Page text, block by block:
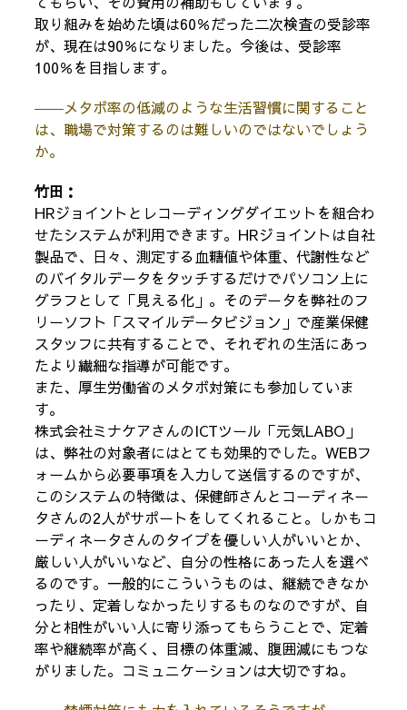
取り組みを始めた頃は60％だった二次検査の受診率
が、現在は90％になりました。今後は、受診率
100％を目指します。
――メタボ率の低減のような生活習慣に関すること
は、職場で対策するのは難しいのではないでしょう
か。
竹田：
HRジョイントとレコーディングダイエットを組合わ
せたシステムが利用できます。HRジョイントは自社
製品で、日々、測定する血糖値や体重、代謝性など
のバイタルデータをタッチするだけでパソコン上に
グラフとして「見える化」。そのデータを弊社のフ
リーソフト「スマイルデータビジョン」で産業保健
スタッフに共有することで、それぞれの生活にあっ
たより繊細な指導が可能です。
また、厚生労働省のメタボ対策にも参加していま
す。
株式会社ミナケアさんのICTツール「元気LABO」
は、弊社の対象者にはとても効果的でした。WEBフ
ォームから必要事項を入力して送信するのですが、
このシステムの特徴は、保健師さんとコーディネー
タさんの2人がサポートをしてくれること。しかもコ
ーディネータさんのタイプを優しい人がいいとか、
厳しい人がいいなど、自分の性格にあった人を選べ
るのです。一般的にこういうものは、継続できなか
ったり、定着しなかったりするものなのですが、自
分と相性がいい人に寄り添ってもらうことで、定着
率や継続率が高く、目標の体重減、腹囲減にもつな
がりました。コミュニケーションは大切ですね。